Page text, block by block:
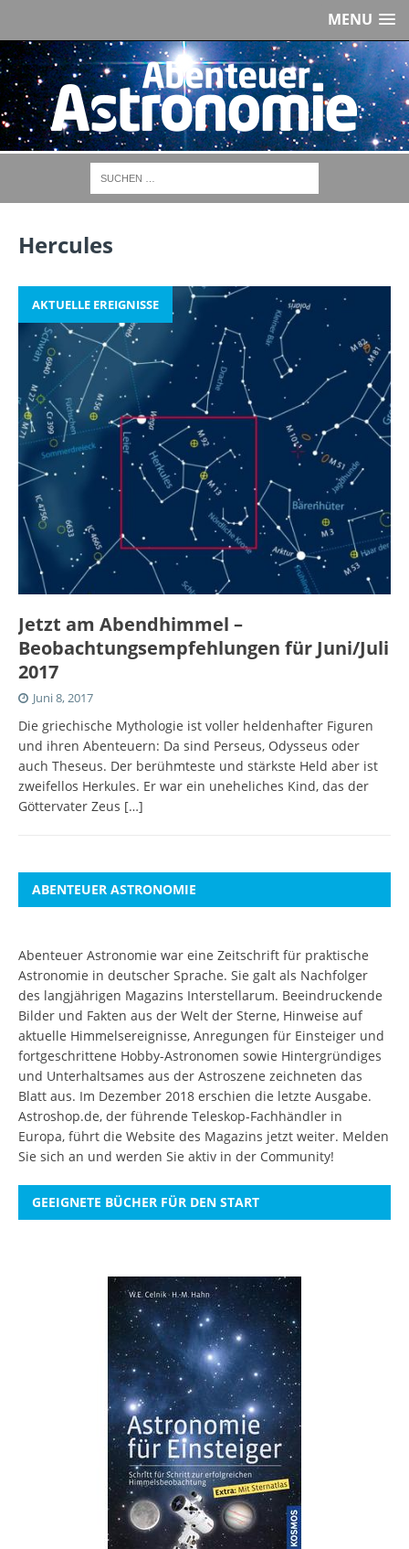
MENU
Hercules
AKTUELLE EREIGNISSE
Jetzt am Abendhimmel –
Beobachtungsempfehlungen für Juni/Juli
2017
Juni 8, 2017
Die griechische Mythologie ist voller heldenhafter Figuren
und ihren Abenteuern: Da sind Perseus, Odysseus oder
auch Theseus. Der berühmteste und stärkste Held aber ist
zweifellos Herkules. Er war ein uneheliches Kind, das der
Göttervater Zeus […]
ABENTEUER ASTRONOMIE
Abenteuer Astronomie war eine Zeitschrift für praktische
Astronomie in deutscher Sprache. Sie galt als Nachfolger
des langjährigen Magazins Interstellarum. Beeindruckende
Bilder und Fakten aus der Welt der Sterne, Hinweise auf
aktuelle Himmelsereignisse, Anregungen für Einsteiger und
fortgeschrittene Hobby-Astronomen sowie Hintergründiges
und Unterhaltsames aus der Astroszene zeichneten das
Blatt aus. Im Dezember 2018 erschien die letzte Ausgabe.
Astroshop.de, der führende Teleskop-Fachhändler in
Europa, führt die Website des Magazins jetzt weiter. Melden
Sie sich an und werden Sie aktiv in der Community!
GEEIGNETE BÜCHER FÜR DEN START